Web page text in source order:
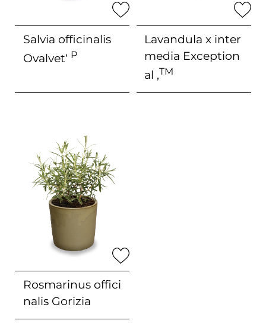
Salvia officinalis
Ovalvet‘ P
Lavandula x inter
media Exception
al ‚TM
Rosmarinus offici
nalisGorizia